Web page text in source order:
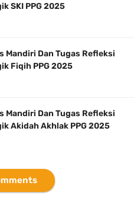
SKI PPG 2025
Mandiri Dan Tugas Refleksi
Fiqih PPG 2025
Mandiri Dan Tugas Refleksi
Akidah Akhlak PPG 2025